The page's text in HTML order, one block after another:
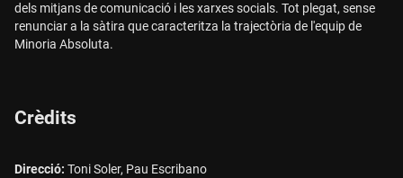
dels mitjans de comunicació i les xarxes socials. Tot plegat, sense
renunciar a la sàtira que caracteritza la trajectòria de l'equip de
Minoria Absoluta.
Crèdits
Direcció: Toni Soler, Pau Escribano